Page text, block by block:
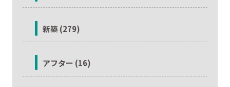
新築 (279)
アフター (16)